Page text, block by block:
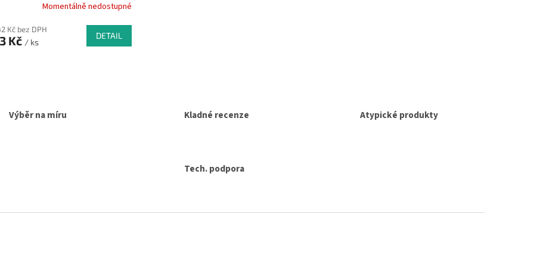
Momentálně nedostupné
Kč bez DPH
Kč / ks
DETAIL
d
r
v
Výběr na míru Kladné recenze Atypické produkty
Tech. podpora